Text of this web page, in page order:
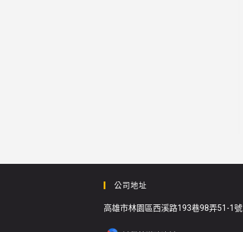
公司地址
高雄市林園區西溪路193巷98弄51-1號